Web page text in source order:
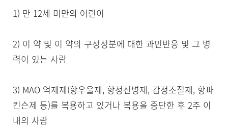
1) 만 12세 미만의 어린이
2) 이 약 및 이 약의 구성성분에 대한 과민반응 및 그 병
력이 있는 사람
3) MAO 억제제(항우울제, 항정신병제, 감정조절제, 항파
킨슨제 등)를 복용하고 있거나 복용을 중단한 후 2주 이
내의 사람